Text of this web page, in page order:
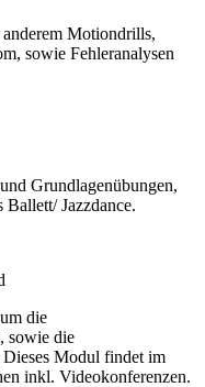
Motiondrills,
sowie Fehleranalysen
Grundlagenübungen,
Ballett/ Jazzdance.
die
sowie die
Modul findet im
inkl. Videokonferenzen.